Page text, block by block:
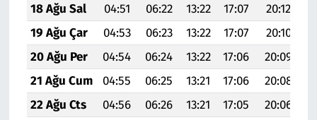
18 Ağu Sal
04:51 06:22 13:22 17:07 20:12
19 Ağu Çar
04:53 06:23 13:22 17:07 20:10
20 Ağu Per
04:54 06:24 13:22 17:06 20:09
21 Ağu Cum
04:55 06:25 13:21 17:06 20:08
22 Ağu Cts
04:56 06:26 13:21 17:05 20:06